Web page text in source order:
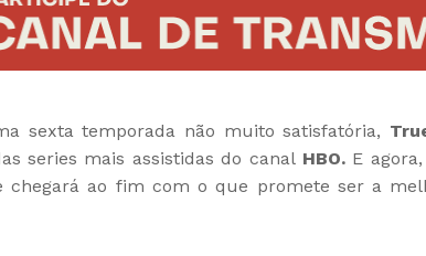
sexta temporada não muito satisfatória,
series mais assistidas do canal HBO. E
chegará ao fim com o que promete ser a